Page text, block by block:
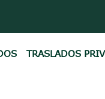
TRASLADOS